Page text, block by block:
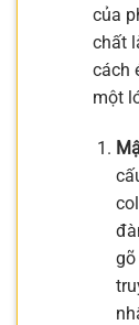
của
chất
cách
một
gõ